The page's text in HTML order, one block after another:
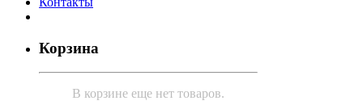
Корзина
В корзине еще нет товаров.